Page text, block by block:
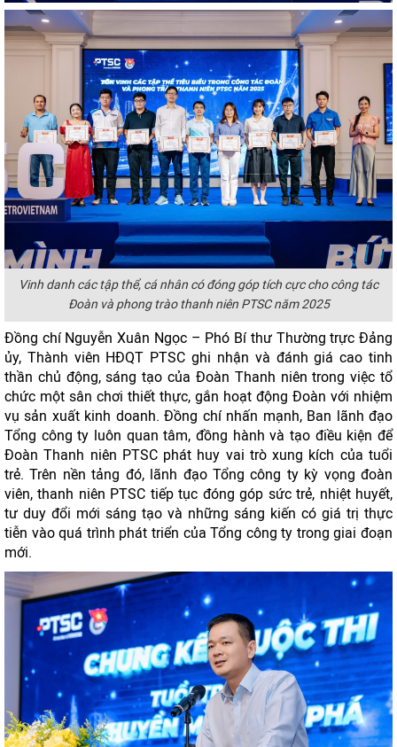
Vinh danh các tập thể, cá nhân có đóng góp tích cực cho công tác
Đoàn và phong trào thanh niên PTSC năm 2025
Đồng chí Nguyễn Xuân Ngọc – Phó Bí thư Thường trực Đảng
ủy, Thành viên HĐQT PTSC ghi nhận và đánh giá cao tinh
thần chủ động, sáng tạo của Đoàn Thanh niên trong việc tổ
chức một sân chơi thiết thực, gắn hoạt động Đoàn với nhiệm
vụ sản xuất kinh doanh. Đồng chí nhấn mạnh, Ban lãnh đạo
Tổng công ty luôn quan tâm, đồng hành và tạo điều kiện để
Đoàn Thanh niên PTSC phát huy vai trò xung kích của tuổi
trẻ. Trên nền tảng đó, lãnh đạo Tổng công ty kỳ vọng đoàn
viên, thanh niên PTSC tiếp tục đóng góp sức trẻ, nhiệt huyết,
tư duy đổi mới sáng tạo và những sáng kiến có giá trị thực
tiễn vào quá trình phát triển của Tổng công ty trong giai đoạn
mới.